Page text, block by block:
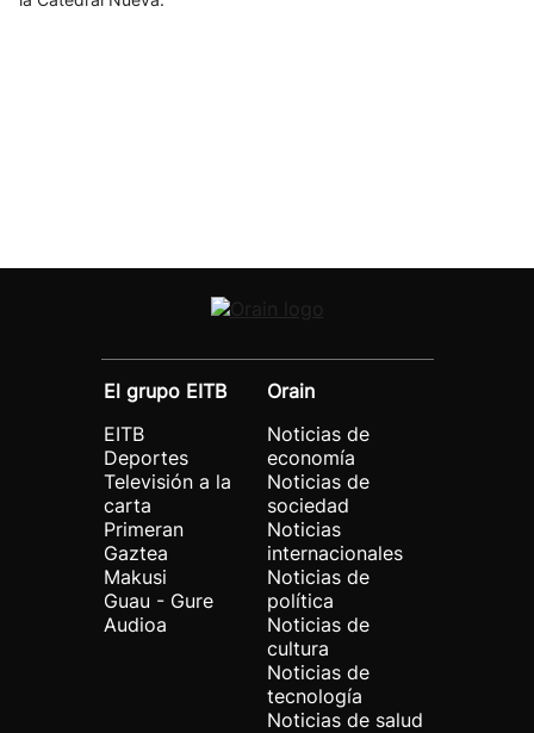
El grupo EITB
EITB
Deportes
Televisión a la
carta
Primeran
Gaztea
Makusi
Guau - Gure
Audioa
Orain
Noticias de
economía
Noticias de
sociedad
Noticias
internacionales
Noticias de
política
Noticias de
cultura
Noticias de
tecnología
Noticias de salud